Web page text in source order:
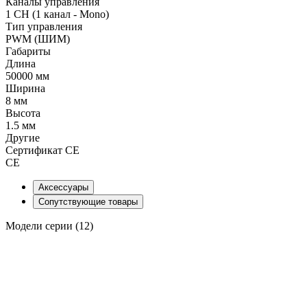
1 CH (1 канал - Mono)
Тип управления
PWM (ШИМ)
Габариты
Длина
50000 мм
Ширина
8 мм
Высота
1.5 мм
Другие
Сертификат CE
CE
Аксессуары
Сопутствующие товары
Модели серии (12)